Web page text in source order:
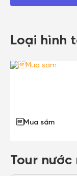
Loại hình
Mua sắm
Tour nước